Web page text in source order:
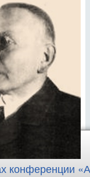
конференции